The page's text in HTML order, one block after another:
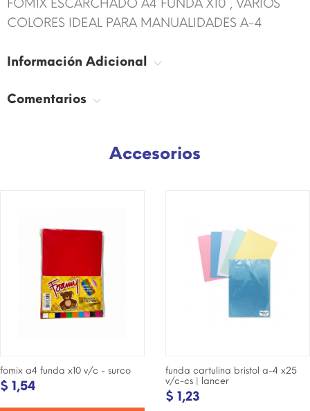
FOMIX ESCARCHADO A4 FUNDA X10 , VARIOS
COLORES IDEAL PARA MANUALIDADES A-4
Información Adicional
Comentarios
Accesorios
fomix a4 funda x10 v/c - surco
$ 1,54
funda cartulina bristol a-4 x25
v/c-cs | lancer
$ 1,23